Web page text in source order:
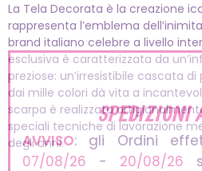
La Tela Decorata è la creazione
rappresenta l’emblema
brand italiano celebre a livello
esclusiva è caratterizzata da
preziose: un’irresistibile cascata
dai mille colori dà vita a
scarpa è realizzata
speciali tecniche di lavorazione
degli anni.
SPEDIZIONI
AVVISO: gli Ordini
07/08/26 - 20/08/26